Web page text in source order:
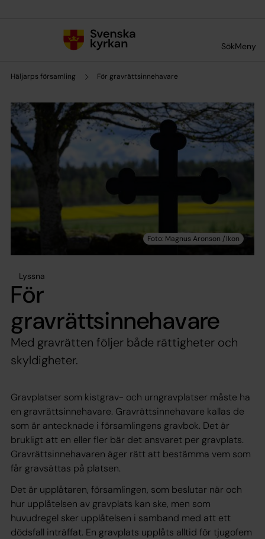
SökMeny
Häljarps församling För gravrättsinnehavare
Lyssna
För
gravrättsinnehavare
Med gravrätten följer både rättigheter och
skyldigheter.
Gravplatser som kistgrav- och urngravplatser måste ha
en gravrättsinnehavare. Gravrättsinnehavare kallas de
som är antecknade i församlingens gravbok. Det är
brukligt att en eller fler bär det ansvaret per gravplats.
Gravrättsinnehavaren äger rätt att bestämma vem som
får gravsättas på platsen.
Det är upplåtaren, församlingen, som beslutar när och
hur upplåtelsen av gravplats kan ske, men som
huvudregel sker upplåtelsen i samband med att ett
dödsfall inträffat. En gravplats upplåts alltid för tjugofem